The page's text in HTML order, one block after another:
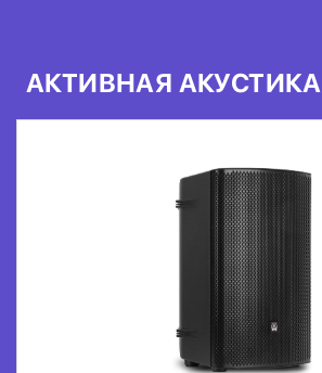
АКТИВНАЯ АКУСТИКА